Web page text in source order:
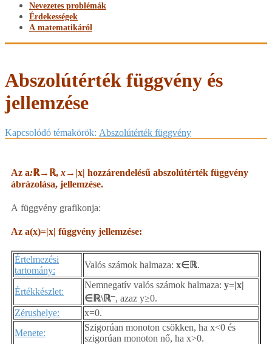
Nevezetes problémák
Érdekességek
A matematikáról
Abszolútérték függvény és
jellemzése
Kapcsolódó témakörök: Abszolútérték függvény
Az a:ℝ→ℝ​, x→ |x| hozzárendelésű abszolútérték függvény
ábrázolása, jellemzése.
A függvény grafikonja:
Az a(x)=|x| függvény jellemzése:
Értelmezési
tartomány:
Valós számok halmaza: x∈ℝ.
Értékkészlet:
Nemnegatív valós számok halmaza: y=|x|
∈ℝ\ℝ–, azaz y≥0.
Zérushelye:
x=0.
Menete:
Szigorúan monoton csökken, ha x<0 és
szigorúan monoton nő, ha x>0.